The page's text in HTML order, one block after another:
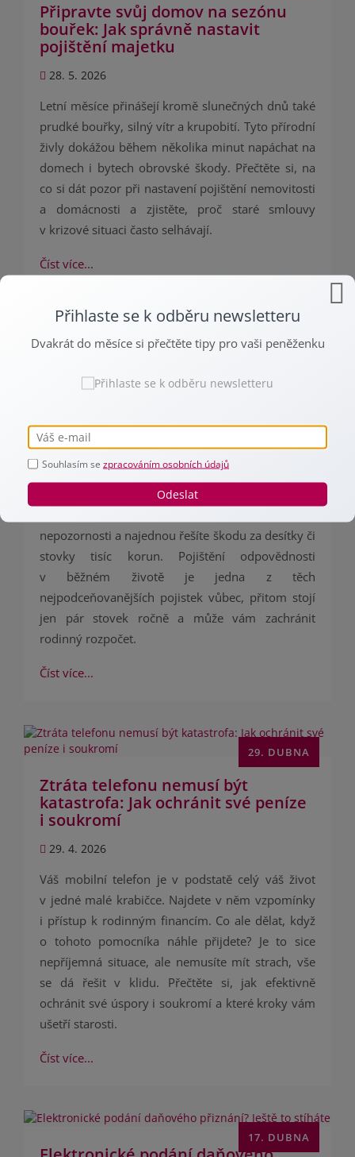
Připravte svůj domov na sezónu
bouřek: Jak správně nastavit
pojištění majetku
28. 5. 2026
Letní měsíce přinášejí kromě slunečných dnů také
prudké bouřky, silný vítr a krupobití. Tyto přírodní
živly dokážou během několika minut napáchat na
domech i bytech obrovské škody. Přečtěte si, na
co si dát pozor při nastavení pojištění nemovitosti
a domácnosti a zjistěte, proč staré smlouvy
v krizové situaci často selhávají.
Číst více...
14. KVĚTNA
Pojistka za pár stovek, která vás
zachrání před statisícovou škodou
14. 5. 2026
Dítě se rozjede na koloběžce a vrazí do
zaparkovaného auta. Pes se vytrhne z vodítka
a kousne kolemjdoucího. V kavárně převrhnete
nepozornosti a najednou řešíte škodu za desítky či
stovky tisíc korun. Pojištění odpovědnosti
v běžném životě je jedna z těch
nejpodceňovanějších pojistek vůbec, přitom stojí
jen pár stovek ročně a může vám zachránit
rodinný rozpočet.
Číst více...
29. DUBNA
Ztráta telefonu nemusí být
katastrofa: Jak ochránit své peníze
i soukromí
29. 4. 2026
Váš mobilní telefon je v podstatě celý váš život
v jedné malé krabičce. Najdete v něm vzpomínky
i přístup k rodinným financím. Co ale dělat, když
o tohoto pomocníka náhle přijdete? Je to sice
nepříjemná situace, ale nemusíte mít strach, vše
se dá řešit v klidu. Přečtěte si, jak efektivně
ochránit své úspory i soukromí a které kroky vám
ušetří starosti.
Číst více...
17. DUBNA
Přihlaste se k odběru newsletteru
Dvakrát do měsíce si přečtěte tipy pro vaši peněženku
Souhlasím se zpracováním osobních údajů
Odeslat